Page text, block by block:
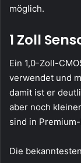
möglich.
1 Zoll
Ein 1,0-Zoll-
verwendet und
damit ist er
aber noch
sind in
Die